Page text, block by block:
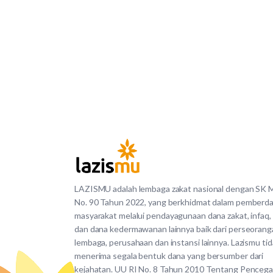
LAZISMU adalah lembaga zakat nasional dengan SK
No. 90 Tahun 2022, yang berkhidmat dalam
masyarakat melalui pendayagunaan dana zakat,
dan dana kedermawanan lainnya baik dari
lembaga, perusahaan dan instansi lainnya. Lazismu
menerima segala bentuk dana yang bersumber dari
kejahatan. UU RI No. 8 Tahun 2010 Tentang